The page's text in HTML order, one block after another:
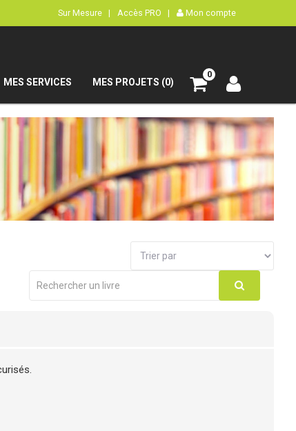
Sur Mesure | Accès PRO | Mon compte
MES SERVICES MES PROJETS (0)
0